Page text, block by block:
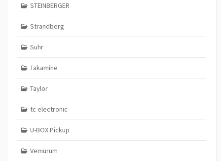
STEINBERGER
Strandberg
Suhr
Takamine
Taylor
tc electronic
U-BOX Pickup
Vemurum